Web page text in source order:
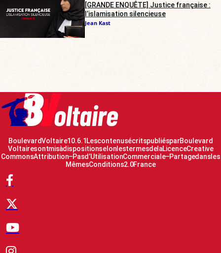
[GRANDE ENQUÊTE] Justice française :
l’islamisation silencieuse
Jean Kast
Boulevard Voltaire 10.6.1 Les contenus écrits publiés par Boulevard
Voltaire sont mis à disposition selon les termes de la Licence Creative
Commons Attribution – Pas d’Utilisation Commerciale – Partage dans les
Mêmes Conditions 2.0 France